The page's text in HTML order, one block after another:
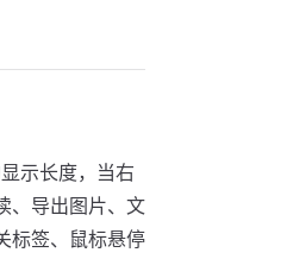
示长度，当右
、导出图片、文
标签、鼠标悬停